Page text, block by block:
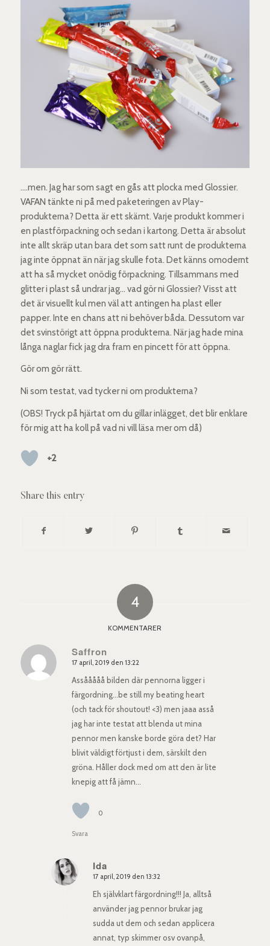
….men. Jag har som sagt en gås att plocka med Glossier.
VAFAN tänkte ni på med paketeringen av Play-
produkterna? Detta är ett skämt. Varje produkt kommer i
en plastförpackning och sedan i kartong. Detta är absolut
inte allt skräp utan bara det som satt runt de produkterna
jag inte öppnat än när jag skulle fota. Det känns omodernt
att ha så mycket onödig förpackning. Tillsammans med
glitter i plast så undrar jag… vad gör ni Glossier? Visst att
det är visuellt kul men väl att antingen ha plast eller
papper. Inte en chans att ni behöver båda. Dessutom var
det svinstörigt att öppna produkterna. När jag hade mina
långa naglar fick jag dra fram en pincett för att öppna.
Gör om gör rätt.
Ni som testat, vad tycker ni om produkterna?
(OBS! Tryck på hjärtat om du gillar inlägget, det blir enklare
för mig att ha koll på vad ni vill läsa mer om då)
+2
Share this entry
4
KOMMENTARER
Saffron
says:
17 april, 2019 den 13:22
Assååååå bilden där pennorna ligger i
färgordning…be still my beating heart
(och tack för shoutout! <3) men jaaa asså
jag har inte testat att blenda ut mina
pennor men kanske borde göra det? Har
blivit väldigt förtjust i dem, särskilt den
gröna. Håller dock med om att den är lite
knepig att få jämn…
0
Svara
Ida
says:
17 april, 2019 den 13:32
Eh självklart färgordning!!! Ja, alltså
använder jag pennor brukar jag
sudda ut dem och sedan applicera
annat, typ skimmer osv ovanpå,